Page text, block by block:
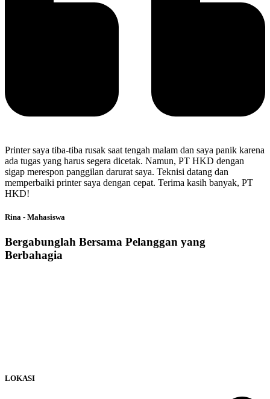
Printer saya tiba-tiba rusak saat tengah malam dan saya panik karena
ada tugas yang harus segera dicetak. Namun, PT HKD dengan
sigap merespon panggilan darurat saya. Teknisi datang dan
memperbaiki printer saya dengan cepat. Terima kasih banyak, PT
HKD!
Rina - Mahasiswa
Bergabunglah Bersama Pelanggan yang
Berbahagia
LOKASI